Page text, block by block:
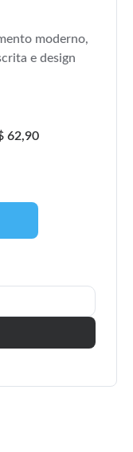
moderno,
e design
62,90